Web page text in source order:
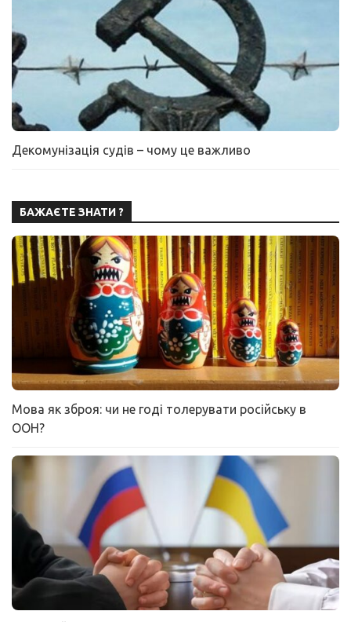
Декомунізація судів – чому це важливо
БАЖАЄТЕ ЗНАТИ ?
Мова як зброя: чи не годі толерувати російську в
ООН?